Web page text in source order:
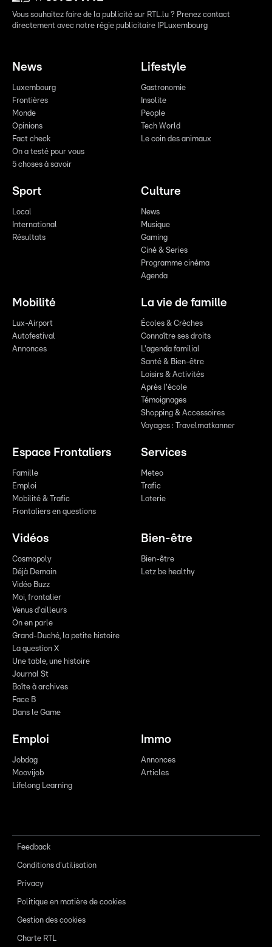
Vous souhaitez faire de la publicité sur RTL.lu ? Prenez contact
directement avec notre régie publicitaire IPLuxembourg
News
Luxembourg
Frontières
Monde
Opinions
Fact check
On a testé pour vous
5 choses à savoir
Lifestyle
Gastronomie
Insolite
People
Tech World
Le coin des animaux
Sport
Local
International
Résultats
Culture
News
Musique
Gaming
Ciné & Series
Programme cinéma
Agenda
Mobilité
Lux-Airport
Autofestival
Annonces
La vie de famille
Écoles & Crèches
Connaître ses droits
L'agenda familial
Santé & Bien-être
Loisirs & Activités
Après l'école
Témoignages
Shopping & Accessoires
Voyages : Travelmatkanner
Espace Frontaliers
Famille
Emploi
Mobilité & Trafic
Frontaliers en questions
Services
Meteo
Trafic
Loterie
Vidéos
Cosmopoly
Déjà Demain
Vidéo Buzz
Moi, frontalier
Venus d'ailleurs
On en parle
Grand-Duché, la petite histoire
La question X
Une table, une histoire
Journal St
Boîte à archives
Face B
Dans le Game
Bien-être
Bien-être
Letz be healthy
Emploi
Jobdag
Moovijob
Lifelong Learning
Immo
Annonces
Articles
Feedback
Conditions d'utilisation
Privacy
Politique en matière de cookies
Gestion des cookies
Charte RTL